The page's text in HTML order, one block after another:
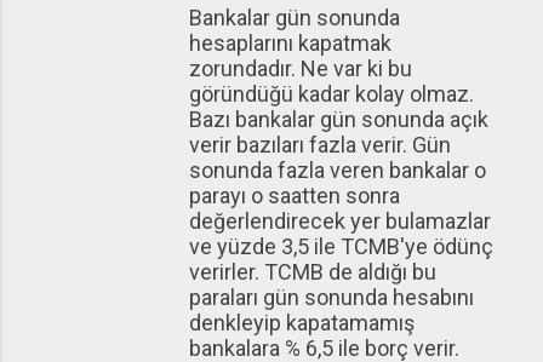
Bankalar gün sonunda
hesaplarını kapatmak
zorundadır. Ne var ki bu
göründüğü kadar kolay olmaz.
Bazı bankalar gün sonunda açık
verir bazıları fazla verir. Gün
sonunda fazla veren bankalar o
parayı o saatten sonra
değerlendirecek yer bulamazlar
ve yüzde 3,5 ile TCMB'ye ödünç
verirler. TCMB de aldığı bu
paraları gün sonunda hesabını
denkleyip kapatamamış
bankalara % 6,5 ile borç verir.